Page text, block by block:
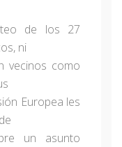
de los 27
ni
vecinos como
Europea les
un asunto